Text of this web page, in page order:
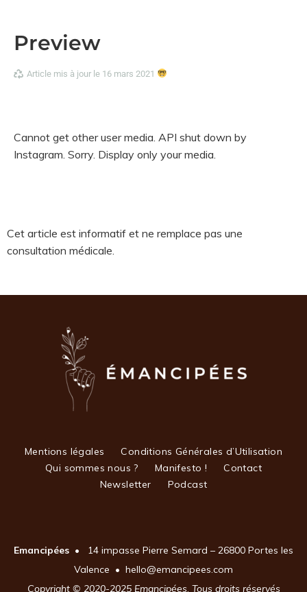
Preview
Article mis à jour le 16 mars 2021
Cannot get other user media. API shut down by
Instagram. Sorry. Display only your media.
Cet article est informatif et ne remplace pas une
consultation médicale.
Mentions légales
Conditions Générales d’Utilisation
Qui sommes nous ?
Manifesto !
Contact
Newsletter
Podcast
Emancipées • 14 impasse Pierre Semard – 26800 Portes les
Valence • hello@emancipees.com
Copyright © 2020-2025 Emancipées Tous droits réservés